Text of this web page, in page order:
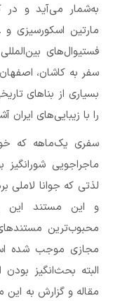
به‌شمار می‌آید و در
مارتین اسکورسیزی
فستیوال‌های
سفر به کاشان،
بسیاری از بناهای
را با زیبایی‌های ایران
سفری یک‌ماهه که
ماجراجویی
لذتی که جوانا لاملی
و این مستند این
محبوب‌ترین
مجازی موجب شده
البته بحث‌انگیز
مقاله و گزارش به این